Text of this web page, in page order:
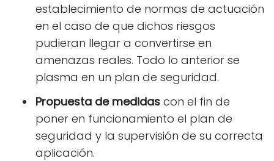
establecimiento de normas de actuación
en el caso de que dichos riesgos
pudieran llegar a convertirse en
amenazas reales. Todo lo anterior se
plasma en un plan de seguridad.
Propuesta de medidas con el fin de
poner en funcionamiento el plan de
seguridad y la supervisión de su correcta
aplicación.